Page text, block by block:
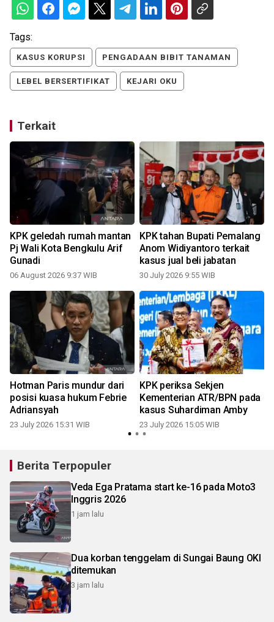
Tags:
KASUS KORUPSI PENGADAAN BIBIT TANAMAN
LEBEL BERSERTIFIKAT KEJARI OKU
Terkait
KPK geledah rumah mantan
Pj Wali Kota Bengkulu Arif
Gunadi
06 August 2026 9:37 WIB
KPK tahan Bupati Pemalang
Anom Widiyantoro terkait
kasus jual beli jabatan
30 July 2026 9:55 WIB
Hotman Paris mundur dari
posisi kuasa hukum Febrie
Adriansyah
23 July 2026 15:31 WIB
KPK periksa Sekjen
Kementerian ATR/BPN pada
kasus Suhardiman Amby
23 July 2026 15:05 WIB
Berita Terpopuler
Veda Ega Pratama start ke-16 pada Moto3
Inggris 2026
1 jam lalu
Dua korban tenggelam di Sungai Baung OKI
ditemukan
3 jam lalu